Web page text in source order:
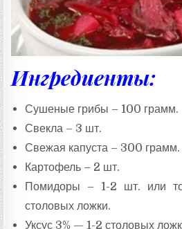
Ингредиенты:
Сушеные грибы – 100 грамм.
Свекла – 3 шт.
Свежая капуста – 300 грамм.
Картофель – 2 шт.
Помидоры – 1-2 шт. или
столовых ложки.
Уксус 3% — 1-2 столовых